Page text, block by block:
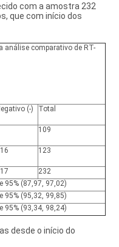
com a amostra 232
que com início dos
análise comparativo de RT-
(-) Total
109
123
232
95% (87,97, 97,02)
95% (95,32, 99,85)
95% (93,34, 98,24)
desde o início do